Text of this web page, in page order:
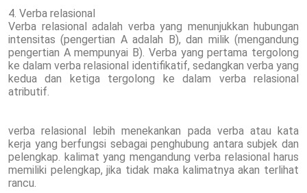
4. Verba relasional
Verba relasional adalah verba yang menunjukkan hubungan
intensitas (pengertian A adalah B), dan milik (mengandung
pengertian A mempunyai B). Verba yang pertama tergolong
ke dalam verba relasional identifikatif, sedangkan verba yang
kedua dan ketiga tergolong ke dalam verba relasional
atributif.
verba relasional lebih menekankan pada verba atau kata
kerja yang berfungsi sebagai penghubung antara subjek dan
pelengkap. kalimat yang mengandung verba relasional harus
memiliki pelengkap, jika tidak maka kalimatnya akan terlihat
rancu.